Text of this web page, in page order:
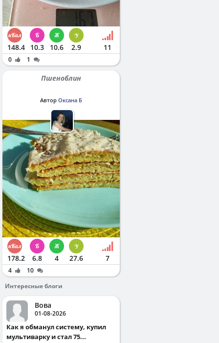
148.4 10.3 10.6 2.9 11
0 1
Пшеноблин
Автор Оксана Б
178.2 6.8 4 27.6 7
4
10
Интересные блоги
Вова
01-08-2026
Как я обманул систему, купил
мультиварку и стал 75...